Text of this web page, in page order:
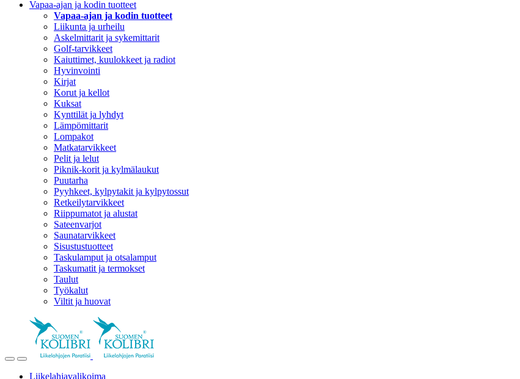
Vapaa-ajan ja kodin tuotteet
Vapaa-ajan ja kodin tuotteet
Liikunta ja urheilu
Askelmittarit ja sykemittarit
Golf-tarvikkeet
Kaiuttimet, kuulokkeet ja radiot
Hyvinvointi
Kirjat
Korut ja kellot
Kuksat
Kynttilät ja lyhdyt
Lämpömittarit
Lompakot
Matkatarvikkeet
Pelit ja lelut
Piknik-korit ja kylmälaukut
Puutarha
Pyyhkeet, kylpytakit ja kylpytossut
Retkeilytarvikkeet
Riippumatot ja alustat
Sateenvarjot
Saunatarvikkeet
Sisustustuotteet
Taskulamput ja otsalamput
Taskumatit ja termokset
Taulut
Työkalut
Viltit ja huovat
Liikelahjavalikoima